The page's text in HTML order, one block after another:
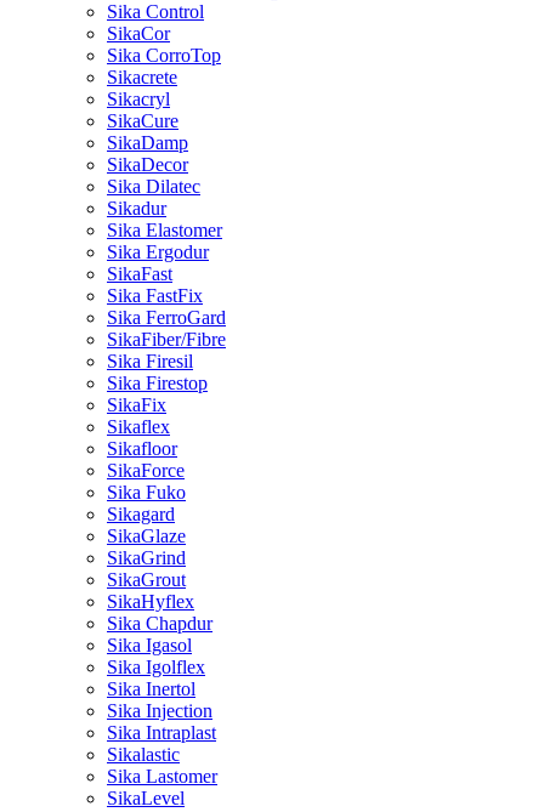
Sika Control
SikaCor
Sika CorroTop
Sikacrete
Sikacryl
SikaCure
SikaDamp
SikaDecor
Sika Dilatec
Sikadur
Sika Elastomer
Sika Ergodur
SikaFast
Sika FastFix
Sika FerroGard
SikaFiber/Fibre
Sika Firesil
Sika Firestop
SikaFix
Sikaflex
Sikafloor
SikaForce
Sika Fuko
Sikagard
SikaGlaze
SikaGrind
SikaGrout
SikaHyflex
Sika Chapdur
Sika Igasol
Sika Igolflex
Sika Inertol
Sika Injection
Sika Intraplast
Sikalastic
Sika Lastomer
SikaLevel